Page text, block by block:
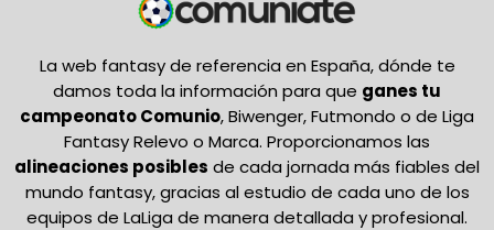
La web fantasy de referencia en España, dónde te
damos toda la información para que ganes tu
campeonato Comunio, Biwenger, Futmondo o de Liga
Fantasy Relevo o Marca. Proporcionamos las
alineaciones posibles de cada jornada más fiables del
mundo fantasy, gracias al estudio de cada uno de los
equipos de LaLiga de manera detallada y profesional.